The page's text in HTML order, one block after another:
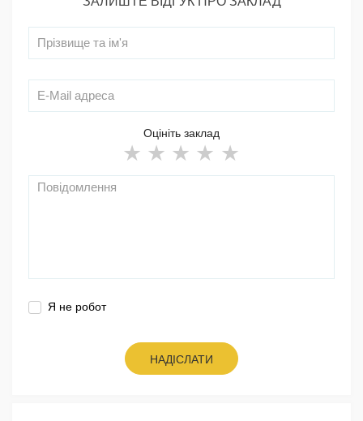
Оцініть заклад
Я не робот
НАДІСЛАТИ